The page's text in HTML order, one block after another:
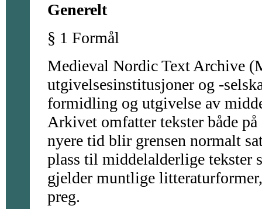
Generelt
§ 1 Formål
Medieval Nordic Text Archive
utgivelsesinstitusjoner og -
formidling og utgivelse av
Arkivet omfatter tekster både
nyere tid blir grensen normalt
plass til middelalderlige tekster
gjelder muntlige
preg.